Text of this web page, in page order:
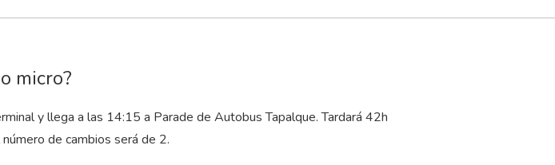
micro?
y llega a las 14:15 a Parade de Autobus Tapalque. Tardará 42h
de cambios será de 2.